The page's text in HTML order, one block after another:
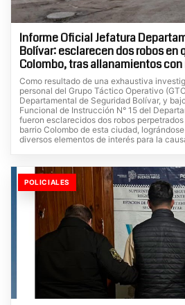
Informe Oficial Jefatura
Bolívar: esclarecen dos robos en
Colombo, tras allanamientos
Como resultado de una exhaustiva
personal del Grupo Táctico Operativo
Departamental de Seguridad Bolívar, y
Funcional de Instrucción N° 15 del
fueron esclarecidos dos robos
barrio Colombo de esta ciudad,
diversos elementos de interés para la
POLICIALES